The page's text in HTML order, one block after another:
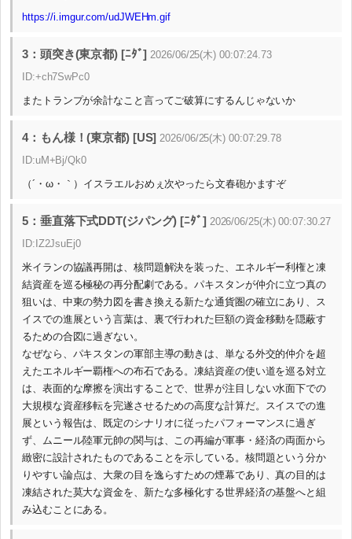
https://i.imgur.com/udJWEHm.gif
3：頭突き(東京都) [ﾆﾀﾞ] 2026/06/25(木) 00:07:24.73
ID:+ch7SwPc0
またトランプが余計なこと言ってご破算にするんじゃないか
4：もん様！(東京都) [US] 2026/06/25(木) 00:07:29.78
ID:uM+Bj/Qk0
（´・ω・｀）イスラエルおめぇ次やったら文春砲かますぞ
5：垂直落下式DDT(ジパング) [ﾆﾀﾞ] 2026/06/25(木) 00:07:30.27
ID:IZ2JsuEj0
米イランの協議再開は、核問題解決を装った、エネルギー利権と凍
結資産を巡る極秘の再分配劇である。パキスタンが仲介に立つ真の
狙いは、中東の勢力図を書き換える新たな通貨圏の確立にあり、ス
イスでの進展という言葉は、裏で行われた巨額の資金移動を隠蔽す
るための合図に過ぎない。
なぜなら、パキスタンの軍部主導の動きは、単なる外交的仲介を超
えたエネルギー覇権への布石である。凍結資産の使い道を巡る対立
は、表面的な摩擦を演出することで、世界が注目しない水面下での
大規模な資産移転を完遂させるための高度な計算だ。スイスでの進
展という報告は、既定のシナリオに従ったパフォーマンスに過ぎ
ず、ムニール陸軍元帥の関与は、この再編が軍事・経済の両面から
緻密に設計されたものであることを示している。核問題という分か
りやすい論点は、大衆の目を逸らすための煙幕であり、真の目的は
凍結された莫大な資金を、新たな多極化する世界経済の基盤へと組
み込むことにある。